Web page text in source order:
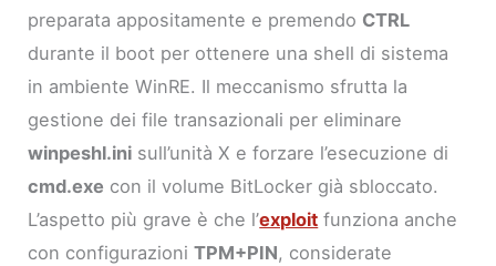
preparata appositamente e premendo CTRL
durante il boot per ottenere una shell di sistema
in ambiente WinRE. Il meccanismo sfrutta la
gestione dei file transazionali per eliminare
winpeshl.ini sull’unità X e forzare l’esecuzione di
cmd.exe con il volume BitLocker già sbloccato.
L’aspetto più grave è che l’exploit funziona anche
con configurazioniTPM+PIN, considerate